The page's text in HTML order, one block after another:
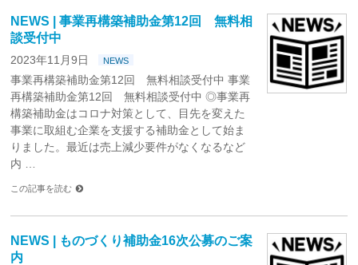
NEWS | 事業再構築補助金第12回 無料相
談受付中
2023年11月9日 NEWS
事業再構築補助金第12回 無料相談受付中 事業
再構築補助金第12回 無料相談受付中 ◎事業再
構築補助金はコロナ対策として、目先を変えた
事業に取組む企業を支援する補助金として始ま
りました。最近は売上減少要件がなくなるなど
内 …
この記事を読む
NEWS | ものづくり補助金16次公募のご案
内